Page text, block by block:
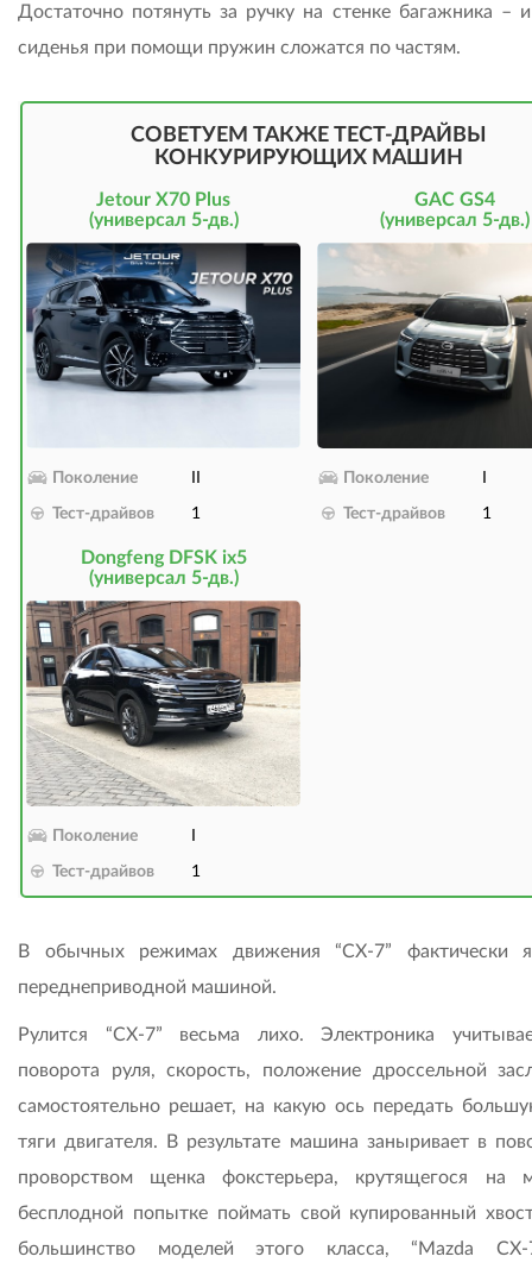
Достаточно потянуть за ручку на стенке багажника –
сиденья при помощи пружин сложатся по частям.
СОВЕТУЕМ ТАКЖЕ ТЕСТ-ДРАЙВЫ
КОНКУРИРУЮЩИХ МАШИН
Jetour X70 Plus
(универсал 5-дв.)
Поколение
Тест-драйвов 1
GAC GS4
(универсал 5-дв.)
Поколение
Тест-драйвов 1
Dongfeng DFSK ix5
(универсал 5-дв.)
Поколение
Тест-драйвов 1
В обычных режимах движения “СХ-7” фактически
переднеприводной машиной.
Рулится “СХ-7” весьма лихо. Электроника
поворота руля, скорость, положение дроссельной
самостоятельно решает, на какую ось передать
тяги двигателя. В результате машина заныривает в
проворством щенка фокстерьера, крутящегося на
бесплодной попытке поймать свой купированный
большинство моделей этого класса, “Mazda